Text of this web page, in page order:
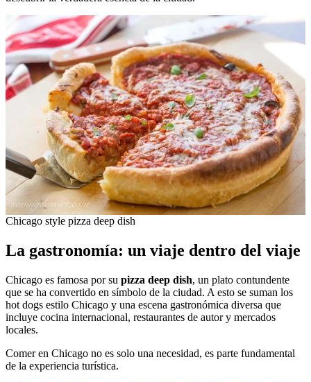
Chicago style pizza deep dish
La gastronomía: un viaje dentro del viaje
Chicago es famosa por su pizza deep dish, un plato contundente
que se ha convertido en símbolo de la ciudad. A esto se suman los
hot dogs estilo Chicago y una escena gastronómica diversa que
incluye cocina internacional, restaurantes de autor y mercados
locales.
Comer en Chicago no es solo una necesidad, es parte fundamental
de la experiencia turística.